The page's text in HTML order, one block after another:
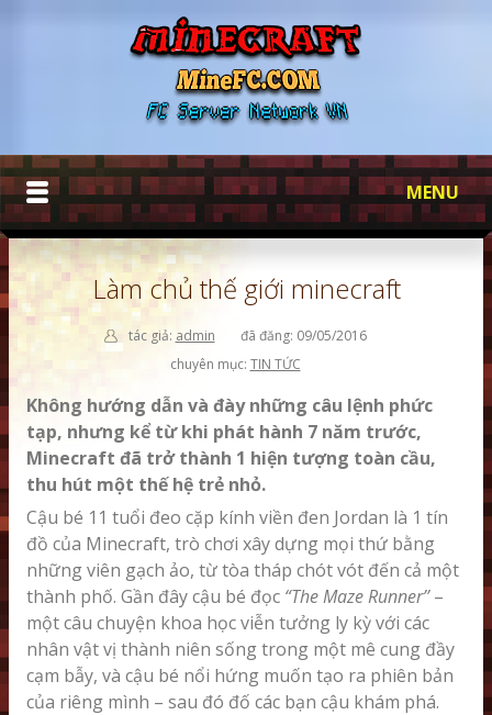
MENU
TRANG CHỦ
QUÊN MẬT KHẨU
HƯỚNG DẪN
SHADERS MOD
CHẾ TẠO
TẢI GAME
Làm chủ thế giới minecraft
tác giả: admin
đã đăng: 09/05/2016
chuyên mục: TIN TỨC
Không hướng dẫn và đày những câu lệnh phức
tạp, nhưng kể từ khi phát hành 7 năm trước,
Minecraft đã trở thành 1 hiện tượng toàn cầu,
thu hút một thế hệ trẻ nhỏ.
Cậu bé 11 tuổi đeo cặp kính viền đen Jordan là 1 tín
đồ của Minecraft, trò chơi xây dựng mọi thứ bằng
những viên gạch ảo, từ tòa tháp chót vót đến cả một
thành phố. Gần đây cậu bé đọc “The Maze Runner’’–
một câu chuyện khoa học viễn tưởng ly kỳ với các
nhân vật vị thành niên sống trong một mê cung đầy
cạm bẫy, và cậu bé nổi hứng muốn tạo ra phiên bản
của riêng mình – sau đó đố các bạn cậu khám phá.